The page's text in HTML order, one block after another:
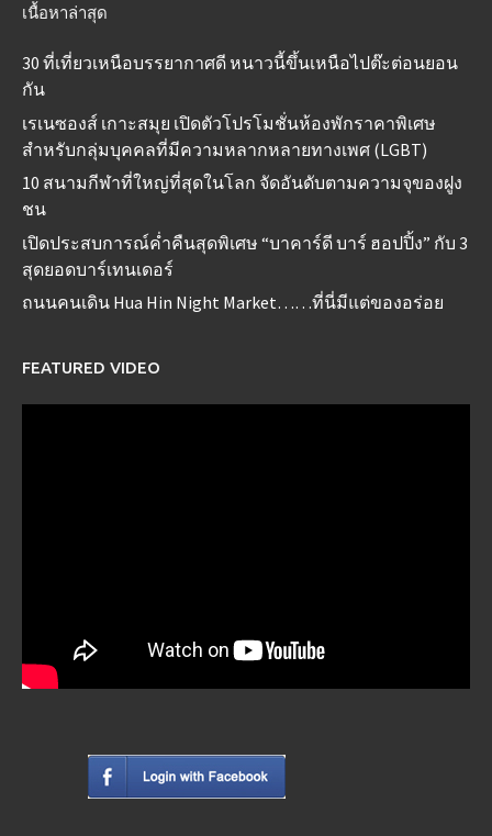
เนื้อหาล่าสุด
30 ที่เที่ยวเหนือบรรยากาศดี หนาวนี้ขึ้นเหนือไปต๊ะต่อนยอน
กัน
เรเนซองส์ เกาะสมุย เปิดตัวโปรโมชั่นห้องพักราคาพิเศษ
สำหรับกลุ่มบุคคลที่มีความหลากหลายทางเพศ (LGBT)
10 สนามกีฬาที่ใหญ่ที่สุดในโลก จัดอันดับตามความจุของฝูง
ชน
เปิดประสบการณ์ค่ำคืนสุดพิเศษ “บาคาร์ดี บาร์ ฮอปปิ้ง” กับ 3
สุดยอดบาร์เทนเดอร์
ถนนคนเดิน Hua Hin Night Market……ที่นี่มีแต่ของอร่อย
FEATURED VIDEO